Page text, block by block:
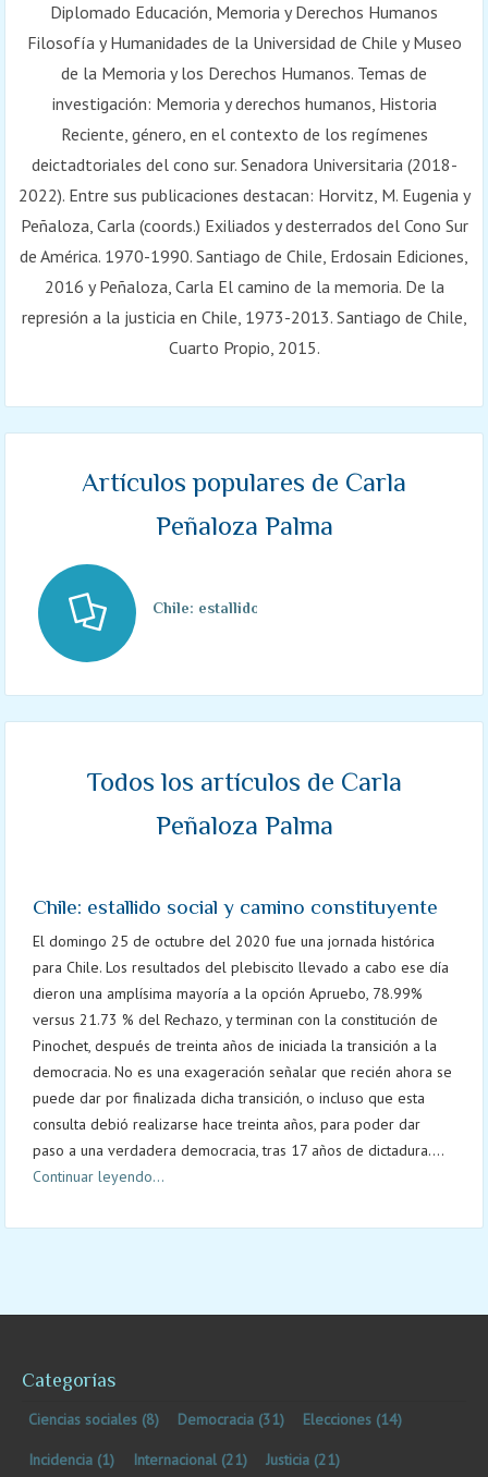
Diplomado Educación, Memoria y Derechos Humanos
Filosofía y Humanidades de la Universidad de Chile y Museo
de la Memoria y los Derechos Humanos. Temas de
investigación: Memoria y derechos humanos, Historia
Reciente, género, en el contexto de los regímenes
deictadtoriales del cono sur. Senadora Universitaria (2018-
2022). Entre sus publicaciones destacan: Horvitz, M. Eugenia y
Peñaloza, Carla (coords.) Exiliados y desterrados del Cono Sur
de América. 1970-1990. Santiago de Chile, Erdosain Ediciones,
2016 y Peñaloza, Carla El camino de la memoria. De la
represión a la justicia en Chile, 1973-2013. Santiago de Chile,
Cuarto Propio, 2015.
Artículos populares de Carla
Peñaloza Palma
Chile: estallido social y camino constituyente
Todos los artículos de Carla
Peñaloza Palma
Chile: estallido social y camino constituyente
El domingo 25 de octubre del 2020 fue una jornada histórica
para Chile. Los resultados del plebiscito llevado a cabo ese día
dieron una amplísima mayoría a la opción Apruebo, 78.99%
versus 21.73 % del Rechazo, y terminan con la constitución de
Pinochet, después de treinta años de iniciada la transición a la
democracia. No es una exageración señalar que recién ahora se
puede dar por finalizada dicha transición, o incluso que esta
consulta debió realizarse hace treinta años, para poder dar
paso a una verdadera democracia, tras 17 años de dictadura....
Continuar leyendo...
Categorías
Ciencias sociales (8) Democracia (31) Elecciones (14)
Incidencia (1) Internacional (21) Justicia (21)